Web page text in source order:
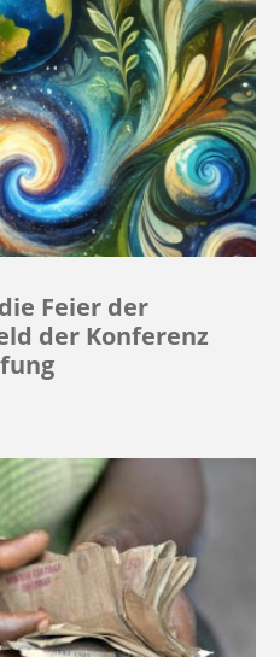
Feier der
der Konferenz